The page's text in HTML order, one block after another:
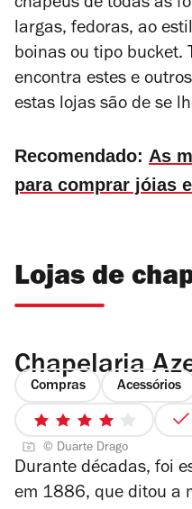
chapéus de todas as
largas, fedoras, ao
boinas ou tipo bucket.
encontra estes e
estas lojas são de se
Recomendado: As
para comprar jóias
Lojas de
Chapelaria
Compras Acessórios
4/5
estrelas
© Duarte Drago
Durante décadas, foi
em 1886, que ditou a